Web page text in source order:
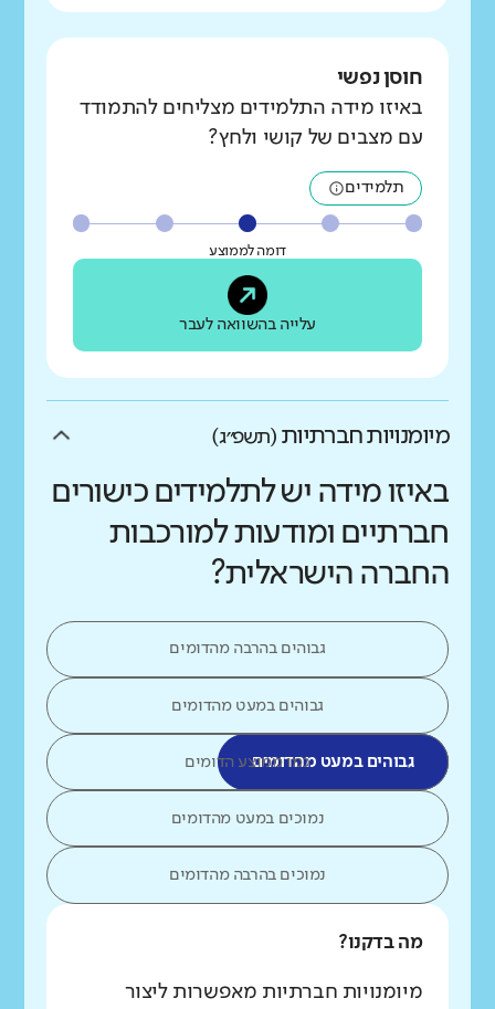
חוסן נפשי
באיזו מידה התלמידים מצליחים להתמודד
עם מצבים של קושי ולחץ?
תלמידים
דומה לממוצע
עלייה בהשוואה לעבר
מיומנויות חברתיות (תשפ״ג)
באיזו מידה יש לתלמידים כישורים
חברתיים ומודעות למורכבות
החברה הישראלית?
גבוהים בהרבה מהדומים
גבוהים במעט מהדומים
גבוהים במעט מהדומיםכמו ממוצע הדומים
נמוכים במעט מהדומים
נמוכים בהרבה מהדומים
מה בדקנו?
מיומנויות חברתיות מאפשרות ליצור